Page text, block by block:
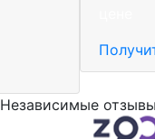
Независимые